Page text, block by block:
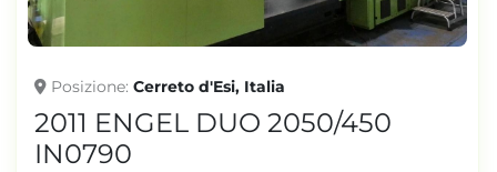
Posizione Cerreto d'Esi, Italia
2011 ENGEL DUO 2050/450
IN0790